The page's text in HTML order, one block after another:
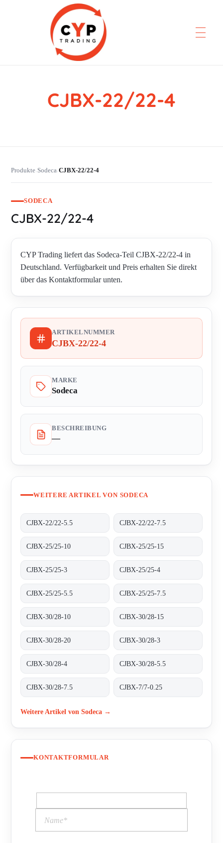
CYP Trading
Professionelle Ersatzteilbeschaffung
CJBX-22/22-4
Produkte›Sodeca›CJBX-22/22-4
SODECA
CJBX-22/22-4
CYP Trading liefert das Sodeca-Teil CJBX-22/22-4 in
Deutschland. Verfügbarkeit und Preis erhalten Sie direkt
über das Kontaktformular unten.
ARTIKELNUMMER
CJBX-22/22-4
MARKE
Sodeca
BESCHREIBUNG
—
WEITERE ARTIKEL VON SODECA
CJBX-22/22-5.5 CJBX-22/22-7.5
CJBX-25/25-10 CJBX-25/25-15
CJBX-25/25-3 CJBX-25/25-4
CJBX-25/25-5.5 CJBX-25/25-7.5
CJBX-30/28-10 CJBX-30/28-15
CJBX-30/28-20 CJBX-30/28-3
CJBX-30/28-4 CJBX-30/28-5.5
CJBX-30/28-7.5 CJBX-7/7-0.25
Weitere Artikel von Sodeca →
KONTAKTFORMULAR